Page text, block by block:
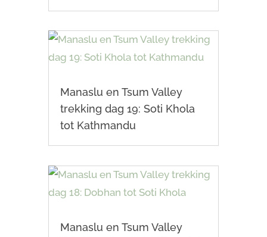
Manaslu en Tsum Valley
trekking dag 19: Soti Khola
tot Kathmandu
Manaslu en Tsum Valley